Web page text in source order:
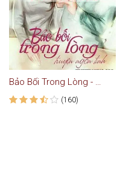
Bảo Bối Trong Lòng - Truyện Ngôn Tình
(160)